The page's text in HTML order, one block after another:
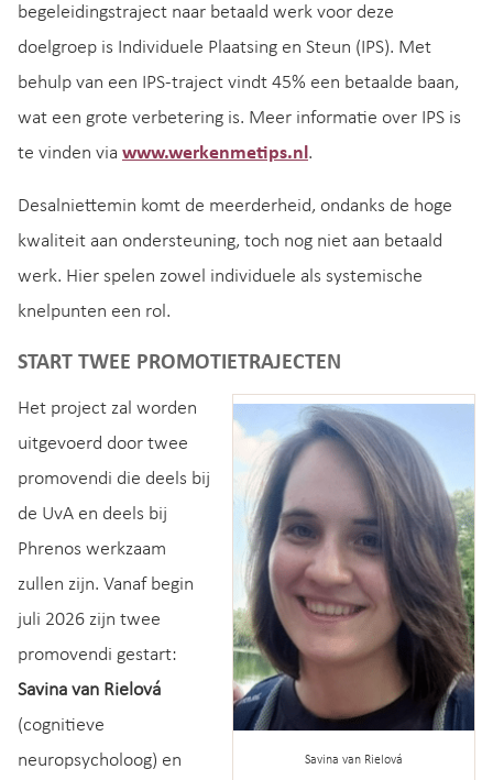
begeleidingstraject naar betaald werk voor deze
doelgroep is Individuele Plaatsing en Steun (IPS). Met
behulp van een IPS-traject vindt 45% een betaalde baan,
wat een grote verbetering is. Meer informatie over IPS is
te vinden via www.werkenmetips.nl .
Desalniettemin komt de meerderheid, ondanks de hoge
kwaliteit aan ondersteuning, toch nog niet aan betaald
werk. Hier spelen zowel individuele als systemische
knelpunten een rol.
START TWEE PROMOTIETRAJECTEN
Savina van Rielová
Het project zal worden
uitgevoerd door twee
promovendi die deels bij
de UvA en deels bij
Phrenos werkzaam
zullen zijn. Vanaf begin
juli 2026 zijn twee
promovendi gestart:
Savina van Rielová
(cognitieve
neuropsycholoog) en